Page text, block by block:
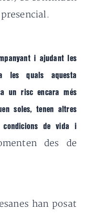
i ajudant les
les quals aquesta
un risc encara més
soles, tenen altres
condicions de vida i
des de
han posat